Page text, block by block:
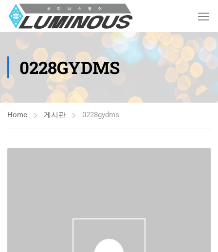
0228GYDMS
Home 게시판 0228gydms